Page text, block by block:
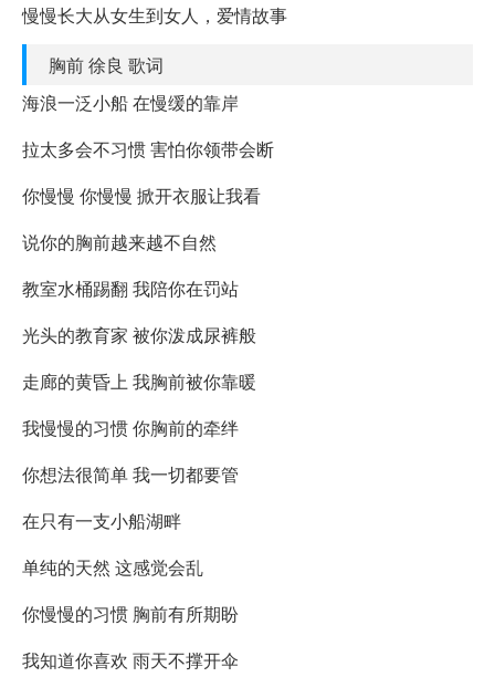
慢慢长大从女生到女人，爱情故事
胸前 徐良 歌词
海浪一泛小船 在慢缓的靠岸
拉太多会不习惯 害怕你领带会断
你慢慢 你慢慢 掀开衣服让我看
说你的胸前越来越不自然
教室水桶踢翻 我陪你在罚站
光头的教育家 被你泼成尿裤般
走廊的黄昏上 我胸前被你靠暖
我慢慢的习惯 你胸前的牵绊
你想法很简单 我一切都要管
在只有一支小船湖畔
单纯的天然 这感觉会乱
你慢慢的习惯 胸前有所期盼
我知道你喜欢 雨天不撑开伞